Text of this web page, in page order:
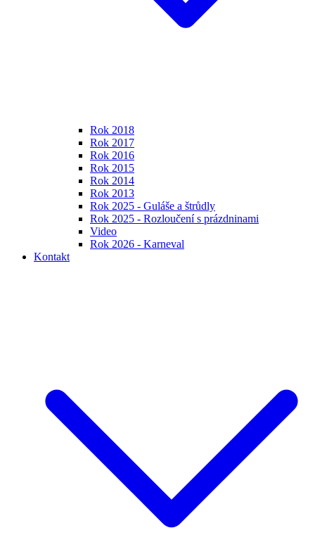
Rok 2018
Rok 2017
Rok 2016
Rok 2015
Rok 2014
Rok 2013
Rok 2025 - Guláše a štrůdly
Rok 2025 - Rozloučení s prázdninami
Video
Rok 2026 - Karneval
Kontakt